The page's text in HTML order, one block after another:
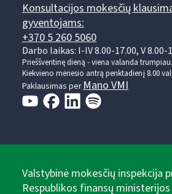
Konsultacijos mokesčių
gyventojams:
+370 5 260 5060
Darbo laikas: I-IV 8.00-17.00, V 8.00-
Prieššventinę dieną - viena valanda trumpiau.
Kiekvieno mėnesio antrą penktadienį 8.00
Paklausimas perMano VMI
Valstybinė mokesčių inspekcija
Respublikos finansų ministerijos